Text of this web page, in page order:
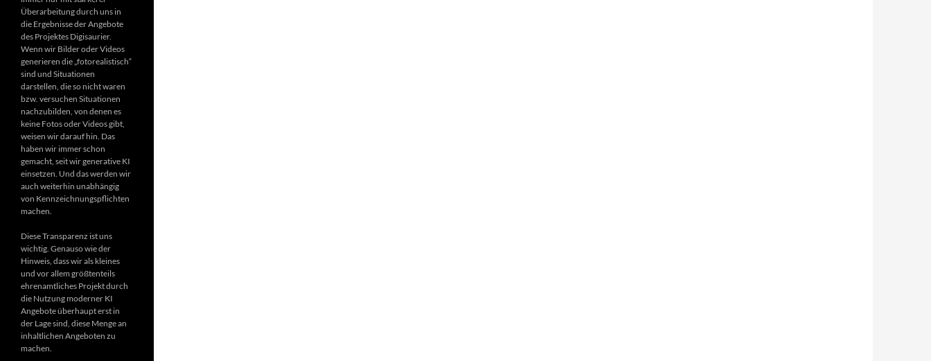
Überarbeitung durch uns in
die Ergebnisse der Angebote
des Projektes Digisaurier.
Wenn wir Bilder oder Videos
generieren die „fotorealistisch“
sind und Situationen
darstellen, die so nicht waren
bzw. versuchen Situationen
nachzubilden, von denen es
keine Fotos oder Videos gibt,
weisen wir darauf hin. Das
haben wir immer schon
gemacht, seit wir generative KI
einsetzen. Und das werden wir
auch weiterhin unabhängig
von Kennzeichnungspflichten
machen.
Diese Transparenz ist uns
wichtig. Genauso wie der
Hinweis, dass wir als kleines
und vor allem größtenteils
ehrenamtliches Projekt durch
die Nutzung moderner KI
Angebote überhaupt erst in
der Lage sind, diese Menge an
inhaltlichen Angeboten zu
machen.